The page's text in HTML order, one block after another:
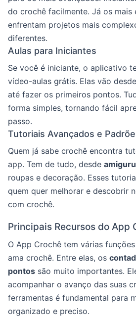
do crochê facilmente. Já os mais
enfrentam projetos mais
diferentes.
Aulas para Iniciantes
Se você é iniciante, o aplicativo
vídeo-aulas grátis. Elas vão
até fazer os primeiros pontos.
forma simples, tornando fácil
passo.
Tutoriais Avançados e
Quem já sabe crochê encontra
app. Tem de tudo, desde
roupas e decoração. Esses
quem quer melhorar e descobrir
com crochê.
Principais Recursos do App
O App Crochê tem várias
ama crochê. Entre elas, os
pontos são muito importantes.
acompanhar o avanço das suas
ferramentas é fundamental para
organizado e preciso.